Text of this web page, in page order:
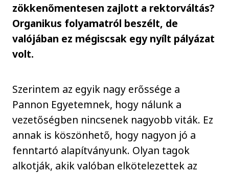
zökkenőmentesen zajlott a rektorváltás?
Organikus folyamatról beszélt, de
valójában ez mégiscsak egy nyílt pályázat
volt.
Szerintem az egyik nagy erőssége a
Pannon Egyetemnek, hogy nálunk a
vezetőségben nincsenek nagyobb viták. Ez
annak is köszönhető, hogy nagyon jó a
fenntartó alapítványunk. Olyan tagok
alkotják, akik valóban elkötelezettek az